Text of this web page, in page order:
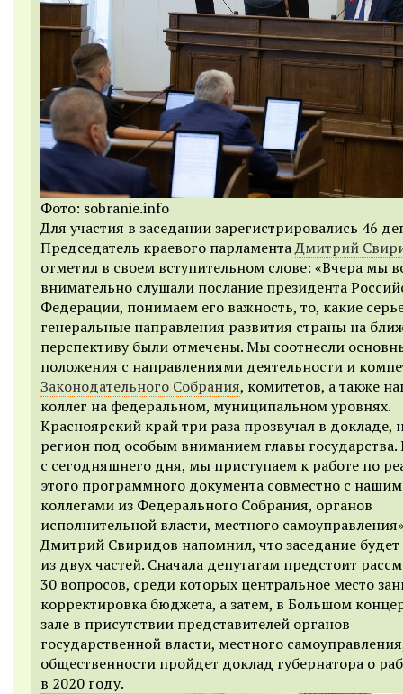
Фото: sobranie.info
Для участия в заседании зарегистрировались 46
Председатель краевого парламентаДмитрий
отметил в своем вступительном слове: «Вчера мы
внимательно слушали послание президента
Федерации, понимаем его важность, то, какие
генеральные направления развития страны на
перспективу были отмечены. Мы соотнесли
положения с направлениями деятельности и
Законодательного Собрания, комитетов, а также
коллег на федеральном, муниципальном уровнях.
Красноярский край три раза прозвучал в докладе,
регион под особым вниманием главы государства.
с сегодняшнего дня, мы приступаем к работе по
этого программного документа совместно с
коллегами из Федерального Собрания, органов
исполнительной власти, местного
Дмитрий Свиридов напомнил, что заседание будет
из двух частей. Сначала депутатам предстоит
30 вопросов, среди которых центральное место
корректировка бюджета, а затем, в Большом
зале в присутствии представителей органов
государственной власти, местного
общественности пройдет доклад губернатора о
в 2020 году.